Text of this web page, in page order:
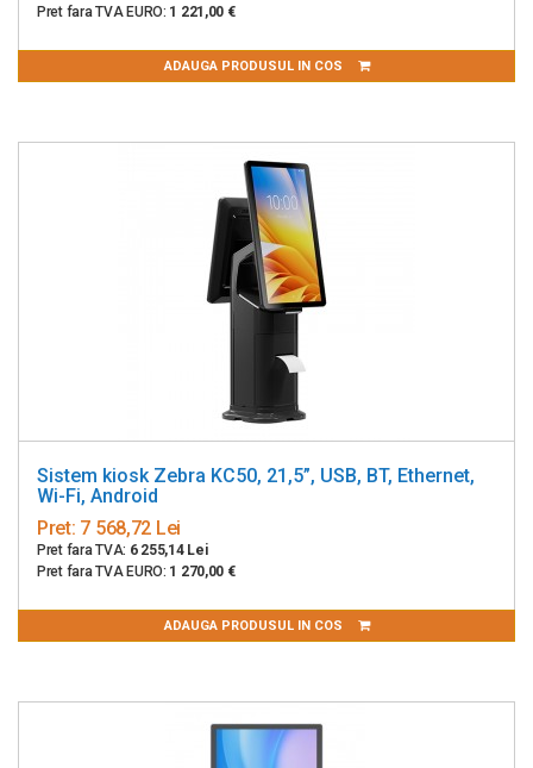
Pret fara TVA EURO: 1 221,00 €
ADAUGA PRODUSUL IN COS
Sistem kiosk Zebra KC50, 21,5”, USB, BT, Ethernet,
Wi-Fi, Android
Pret: 7 568,72 Lei
Pret fara TVA: 6 255,14 Lei
Pret fara TVA EURO: 1 270,00 €
ADAUGA PRODUSUL IN COS